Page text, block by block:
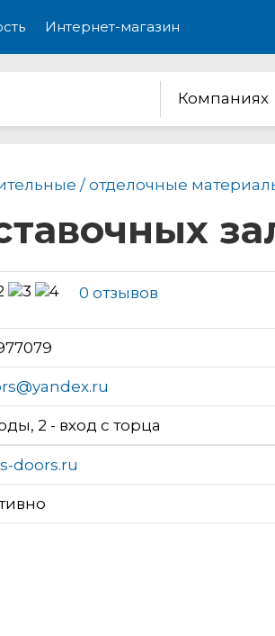
Интернет-магазин
Компаниях
/ отделочные
0 отзывов
2 - вход с торца
doors.ru